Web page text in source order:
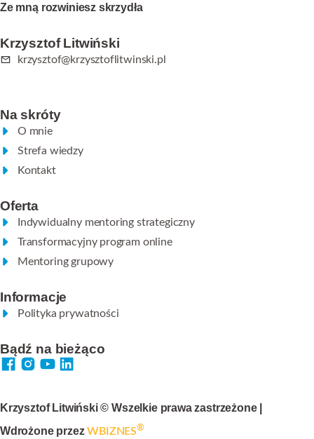
Ze mną rozwiniesz skrzydła
Krzysztof Litwiński
krzysztof@krzysztoflitwinski.pl
Na skróty
O mnie
Strefa wiedzy
Kontakt
Oferta
Indywidualny mentoring strategiczny
Transformacyjny program online
Mentoring grupowy
Informacje
Polityka prywatności
Bądź na bieżąco
Krzysztof Litwiński © Wszelkie prawa zastrzeżone |
Wdrożone przezWBIZNES®